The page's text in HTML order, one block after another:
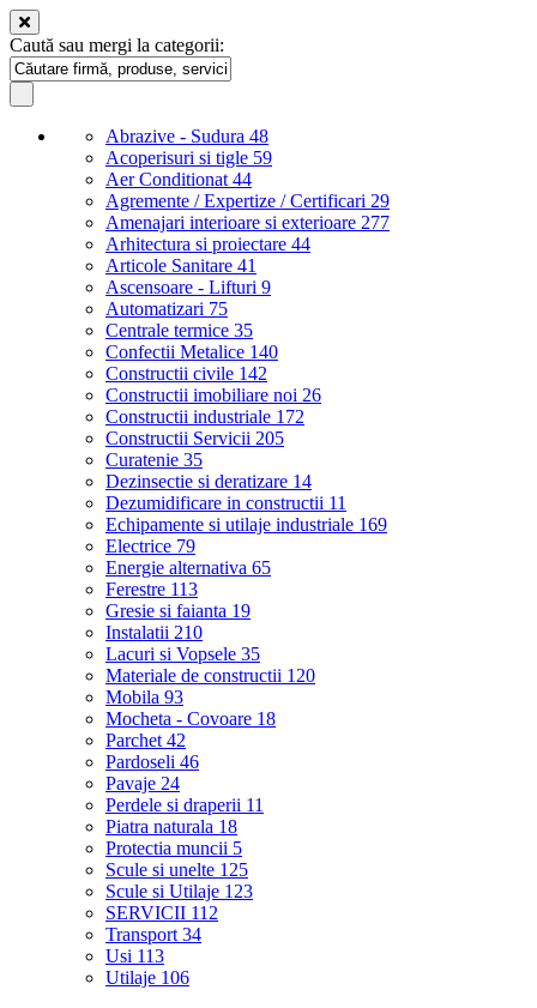
Caută sau mergi la categorii:
Abrazive - Sudura 48
Acoperisuri si tigle 59
Aer Conditionat 44
Agremente / Expertize / Certificari 29
Amenajari interioare si exterioare 277
Arhitectura si proiectare 44
Articole Sanitare 41
Ascensoare - Lifturi 9
Automatizari 75
Centrale termice 35
Confectii Metalice 140
Constructii civile 142
Constructii imobiliare noi 26
Constructii industriale 172
Constructii Servicii 205
Curatenie 35
Dezinsectie si deratizare 14
Dezumidificare in constructii 11
Echipamente si utilaje industriale 169
Electrice 79
Energie alternativa 65
Ferestre 113
Gresie si faianta 19
Instalatii 210
Lacuri si Vopsele 35
Materiale de constructii 120
Mobila 93
Mocheta - Covoare 18
Parchet 42
Pardoseli 46
Pavaje 24
Perdele si draperii 11
Piatra naturala 18
Protectia muncii 5
Scule si unelte 125
Scule si Utilaje 123
SERVICII 112
Transport 34
Usi 113
Utilaje 106